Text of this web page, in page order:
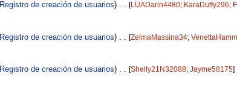
Registro de creación de usuarios) [LUADarin4480‎; KaraDuffy296‎;
Registro de creación de usuarios) [ZelmaMassina34‎;
Registro de creación de usuarios) [Shelly21N32088‎;Jayme58175‎]